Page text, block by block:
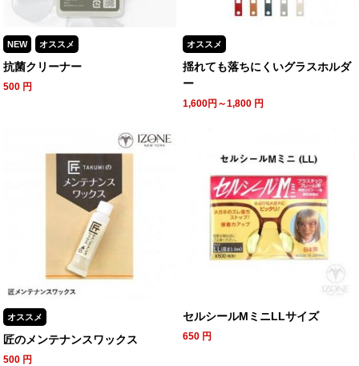
NEW オススメ
抗菌クリーナー
500 円
オススメ
揺れても落ちにくいグラスホルダ
ー
1,600円～1,800 円
オススメ
匠のメンテナンスワックス
500 円
セルシールMミニLLサイズ
650 円